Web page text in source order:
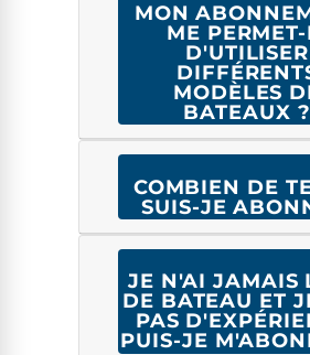
MON
ME
D'UTILISER
MODÈLES
BATEAUX ?
COMBIEN DE
SUIS-JE
JE N'AI JAMAIS
DE BATEAU ET
PAS
PUIS-JE